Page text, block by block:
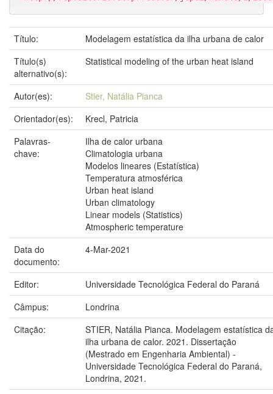
Título:
Modelagem estatística da ilha urbana de calor
Título(s)
alternativo(s):
Statistical modeling of the urban heat island
Autor(es):
Stier, Natália Pianca
Orientador(es):
Krecl, Patricia
Palavras-
chave:
Ilha de calor urbana
Climatologia urbana
Modelos lineares (Estatística)
Temperatura atmosférica
Urban heat island
Urban climatology
Linear models (Statistics)
Atmospheric temperature
Data do
documento:
4-Mar-2021
Editor:
Universidade Tecnológica Federal do Paraná
Câmpus:
Londrina
Citação:
STIER, Natália Pianca. Modelagem estatística
ilha urbana de calor. 2021. Dissertação
(Mestrado em Engenharia Ambiental) -
Universidade Tecnológica Federal do Paraná,
Londrina, 2021.